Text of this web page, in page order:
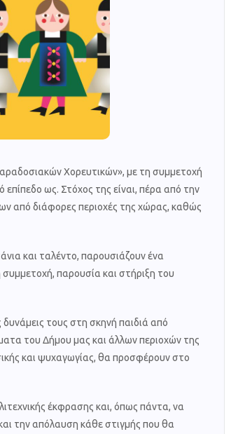
Χορευτικών», με τη συμμετοχή
ως. Στόχος της είναι, πέρα από την
από διάφορες περιοχές της χώρας, καθώς
και ταλέντο, παρουσιάζουν ένα
παρουσία και στήριξη του
τους στη σκηνή παιδιά από
του Δήμου μας και άλλων περιοχών της
και ψυχαγωγίας, θα προσφέρουν στο
έκφρασης και, όπως πάντα, να
την απόλαυση κάθε στιγμής που θα